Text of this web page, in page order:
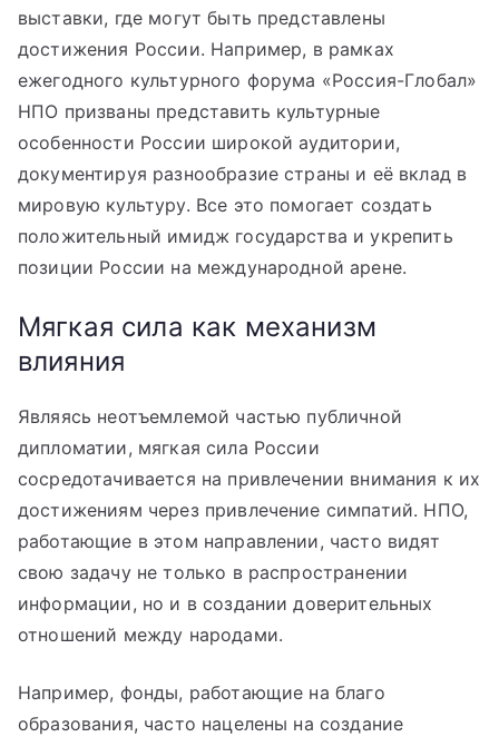
выставки, где могут быть представлены
достижения России. Например, в рамках
ежегодного культурного форума «Россия-Глобал»
НПО призваны представить культурные
особенности России широкой аудитории,
документируя разнообразие страны и её вклад в
мировую культуру. Все это помогает создать
положительный имидж государства и укрепить
позиции России на международной арене.
Мягкая сила как механизм
влияния
Являясь неотъемлемой частью публичной
дипломатии, мягкая сила России
сосредотачивается на привлечении внимания к их
достижениям через привлечение симпатий. НПО,
работающие в этом направлении, часто видят
свою задачу не только в распространении
информации, но и в создании доверительных
отношений между народами.
Например, фонды, работающие на благо
образования, часто нацелены на создание